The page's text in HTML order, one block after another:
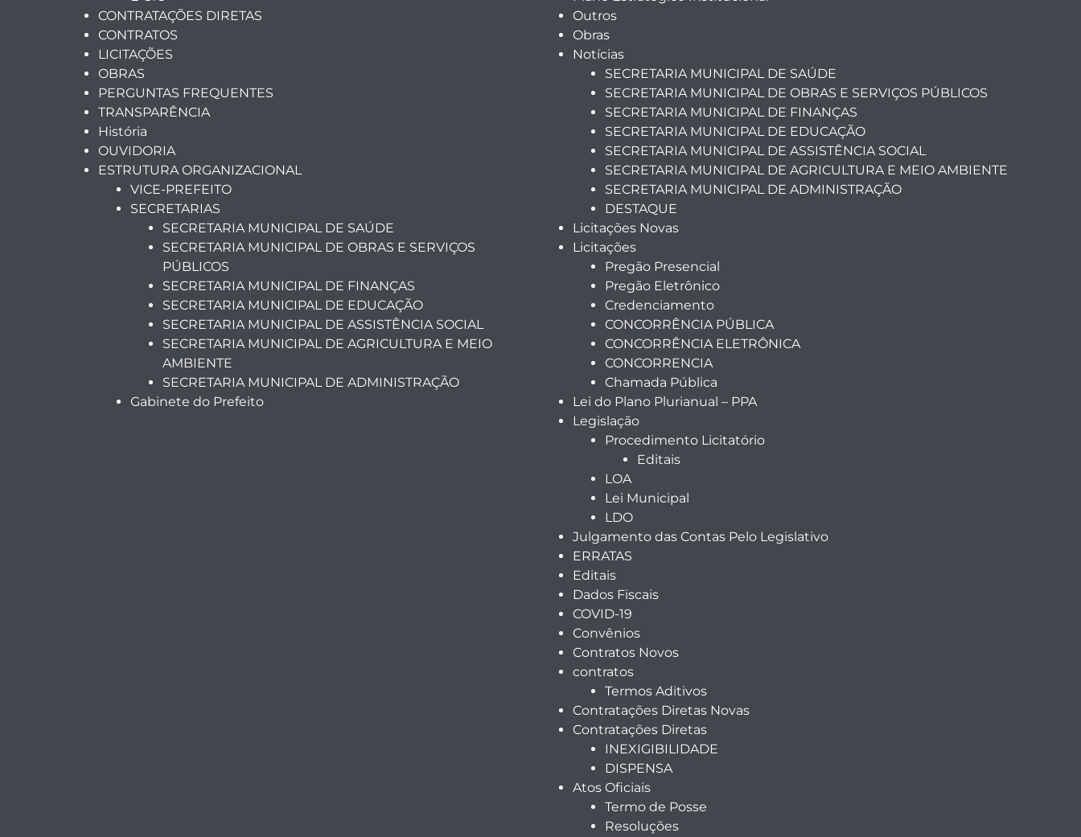
CONTRATAÇÕES DIRETAS
CONTRATOS
LICITAÇÕES
OBRAS
PERGUNTAS FREQUENTES
TRANSPARÊNCIA
História
OUVIDORIA
ESTRUTURA ORGANIZACIONAL
VICE-PREFEITO
SECRETARIAS
SECRETARIA MUNICIPAL DE SAÚDE
SECRETARIA MUNICIPAL DE OBRAS E SERVIÇOS
PÚBLICOS
SECRETARIA MUNICIPAL DE FINANÇAS
SECRETARIA MUNICIPAL DE EDUCAÇÃO
SECRETARIA MUNICIPAL DE ASSISTÊNCIA SOCIAL
SECRETARIA MUNICIPAL DE AGRICULTURA E MEIO
AMBIENTE
SECRETARIA MUNICIPAL DE ADMINISTRAÇÃO
Gabinete do Prefeito
Outros
Obras
Notícias
SECRETARIA MUNICIPAL DE SAÚDE
SECRETARIA MUNICIPAL DE OBRAS E SERVIÇOS PÚBLICOS
SECRETARIA MUNICIPAL DE FINANÇAS
SECRETARIA MUNICIPAL DE EDUCAÇÃO
SECRETARIA MUNICIPAL DE ASSISTÊNCIA SOCIAL
SECRETARIA MUNICIPAL DE AGRICULTURA E MEIO AMBIENTE
SECRETARIA MUNICIPAL DE ADMINISTRAÇÃO
DESTAQUE
Licitações Novas
Licitações
Pregão Presencial
Pregão Eletrônico
Credenciamento
CONCORRÊNCIA PÚBLICA
CONCORRÊNCIA ELETRÔNICA
CONCORRENCIA
Chamada Pública
Lei do Plano Plurianual – PPA
Legislação
Procedimento Licitatório
Editais
LOA
Lei Municipal
LDO
Julgamento das Contas Pelo Legislativo
ERRATAS
Editais
Dados Fiscais
COVID-19
Convênios
Contratos Novos
contratos
Termos Aditivos
Contratações Diretas Novas
Contratações Diretas
INEXIGIBILIDADE
DISPENSA
Atos Oficiais
Termo de Posse
Resoluções